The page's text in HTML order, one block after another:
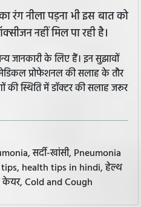
रंग नीला पड़ना भी इस बात को
नहीं मिल पा रही है।
जानकारी के लिए हैं। इन सुझावों
प्रोफेशनल की सलाह के तौर
की स्थिति में डॉक्टर की सलाह जरूर
सर्दी-खांसी, Pneumonia
health tips in hindi, हेल्थ
केयर, Cold and Cough